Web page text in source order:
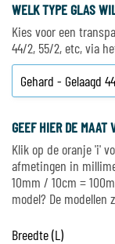
WELK TYPE GLAS
Kies voor een
44/2, 55/2, etc, via
GEEF HIER DE MAAT
Klik op de oranje 'i'
afmetingen in
10mm / 10cm =
model? De
Breedte (L)